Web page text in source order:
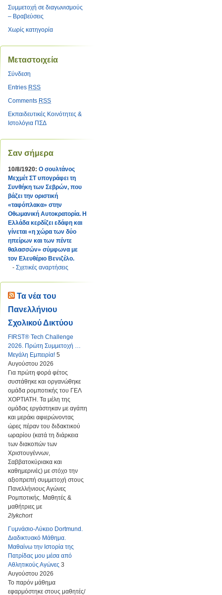
Συμμετοχή σε διαγωνισμούς
– Βραβεύσεις
Χωρίς κατηγορία
Μεταστοιχεία
Σύνδεση
Entries RSS
Comments RSS
Εκπαιδευτικές Κοινότητες &
Ιστολόγια ΠΣΔ
Σαν σήμερα
10/8/1920: Ο σουλτάνος
Μεχμέτ ΣΤ υπογράφει τη
Συνθήκη των Σεβρών, που
βάζει την οριστική
«ταφόπλακα» στην
Οθωμανική Αυτοκρατορία. Η
Ελλάδα κερδίζει εδάφη και
γίνεται «η χώρα των δύο
ηπείρων και των πέντε
θαλασσών» σύμφωνα με
τον Ελευθέριο Βενιζέλο.
- Σχετικές αναρτήσεις
Τα νέα του
Πανελλήνιου
Σχολικού Δικτύου
FIRST® Tech Challenge
2026. Πρώτη Συμμετοχή …
Μεγάλη Εμπειρία! 5
Αυγούστου 2026
Για πρώτη φορά φέτος
συστάθηκε και οργανώθηκε
ομάδα ρομποτικής του ΓΕΛ
ΧΟΡΤΙΑΤΗ. Τα μέλη της
ομάδας εργάστηκαν με αγάπη
και μεράκι αφιερώνοντας
ώρες πέραν του διδακτικού
ωραρίου (κατά τη διάρκεια
των διακοπών των
Χριστουγέννων,
Σαββατοκύριακα και
καθημερινές) με στόχο την
αξιοπρεπή συμμετοχή στους
Πανελλήνιους Αγώνες
Ρομποτικής. Μαθητές &
μαθήτριες με
2lykchort
Γυμνάσιο-Λύκειο Dortmund.
Διαδικτυακό Μάθημα.
Μαθαίνω την Ιστορία της
Πατρίδας μου μέσα από
Αθλητικούς Αγώνες 3
Αυγούστου 2026
Το παρόν μάθημα
εφαρμόστηκε στους μαθητές/